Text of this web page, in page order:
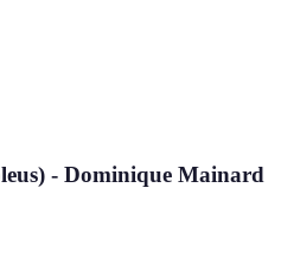
- Dominique Mainard